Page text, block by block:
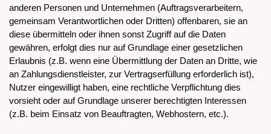
anderen Personen und Unternehmen (Auftragsverarbeitern,
gemeinsam Verantwortlichen oder Dritten) offenbaren, sie an
diese übermitteln oder ihnen sonst Zugriff auf die Daten
gewähren, erfolgt dies nur auf Grundlage einer gesetzlichen
Erlaubnis (z.B. wenn eine Übermittlung der Daten an Dritte, wie
an Zahlungsdienstleister, zur Vertragserfüllung erforderlich ist),
Nutzer eingewilligt haben, eine rechtliche Verpflichtung dies
vorsieht oder auf Grundlage unserer berechtigten Interessen
(z.B. beim Einsatz von Beauftragten, Webhostern, etc.).